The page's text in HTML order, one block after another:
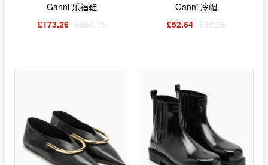
Ganni 乐福鞋
£173.26 £364.75
Ganni 冷帽
£52.64 £69.26